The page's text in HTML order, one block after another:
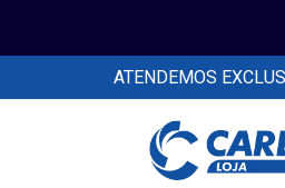
ATENDEMOS